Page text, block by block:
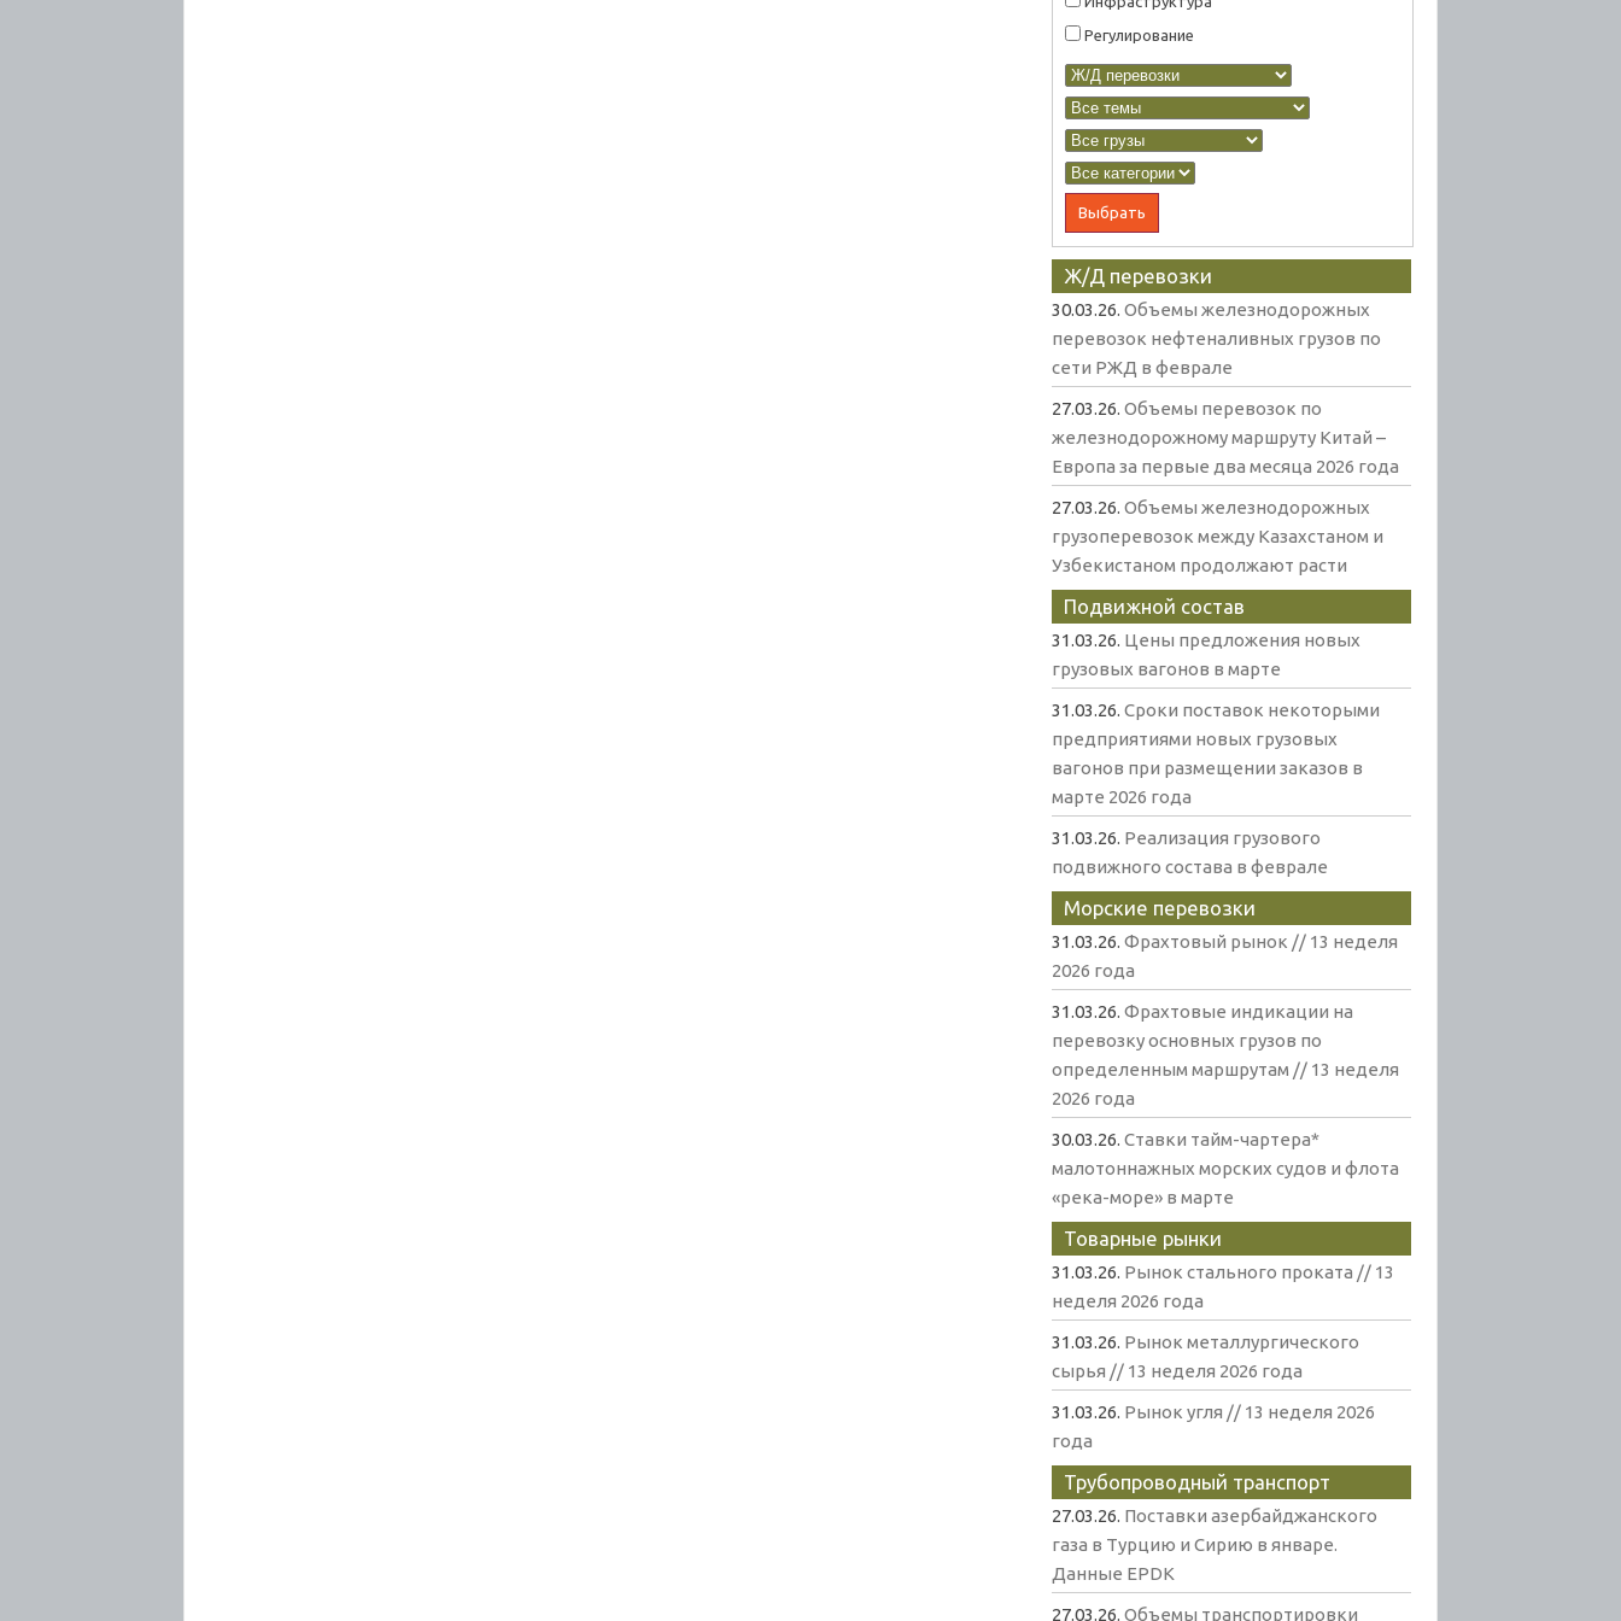
Регулирование
Ж/Д перевозки
30.03.26.Объемы железнодорожных
перевозок нефтеналивных грузов по
сети РЖД в феврале
27.03.26.Объемы перевозок по
железнодорожному маршруту Китай –
Европа за первые два месяца 2026 года
27.03.26.Объемы железнодорожных
грузоперевозок между Казахстаном и
Узбекистаном продолжают расти
Подвижной состав
31.03.26. Цены предложения новых
грузовых вагонов в марте
31.03.26.Сроки поставок некоторыми
предприятиями новых грузовых
вагонов при размещении заказов в
марте 2026 года
31.03.26. Реализация грузового
подвижного состава в феврале
Морские перевозки
31.03.26.Фрахтовый рынок // 13 неделя
2026 года
31.03.26.Фрахтовые индикации на
перевозку основных грузов по
определенным маршрутам // 13 неделя
2026 года
30.03.26.Ставки тайм-чартера*
малотоннажных морских судов и флота
«река-море» в марте
Товарные рынки
31.03.26. Рынок стального проката // 13
неделя 2026 года
31.03.26. Рынок металлургического
сырья // 13 неделя 2026 года
31.03.26. Рынок угля // 13 неделя 2026
года
Трубопроводный транспорт
27.03.26. Поставки азербайджанского
газа в Турцию и Сирию в январе.
Данные EPDK
27.03.26.Объемы транспортировки